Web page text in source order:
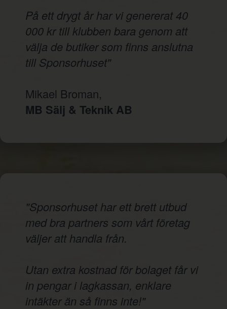
På ett drygt år har vi genererat 40
000 kr till klubben bara genom att
välja de butiker som finns anslutna
till Sponsorhuset"
Mikael Broman,
MB Sälj & Teknik AB
"Sponsorhuset har ett brett utbud
med bra partners som vårt företag
väljer att handla från.
Utan extra kostnad för bolaget får vi
in pengar i lagkassan, enklare
intäkter än så finns inte!"